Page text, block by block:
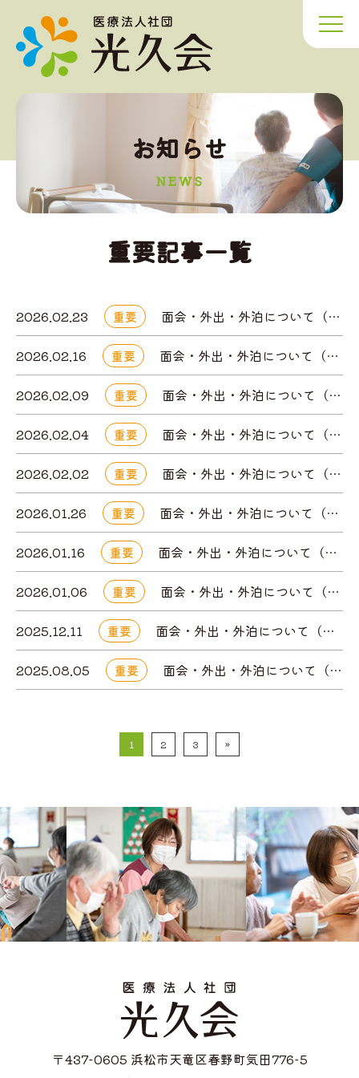
お知らせ
NEWS
重要記事一覧
2026.02.23 重要 面会・外出・外泊について（はるのケアセンター）
2026.02.16 重要 面会・外出・外泊について（はるのケアセンター）
2026.02.09 重要 面会・外出・外泊について（はるのケアセンター）
2026.02.04 重要 面会・外出・外泊について（はるのケアセンター）
2026.02.02 重要 面会・外出・外泊について（はるのケアセンター）
2026.01.26 重要 面会・外出・外泊について（はるのケアセンター）
2026.01.16 重要 面会・外出・外泊について（はるのケアセンター）
2026.01.06 重要 面会・外出・外泊について（はるのケアセンター）
2025.12.11 重要 面会・外出・外泊について（はるのケアセンター）
2025.08.05 重要 面会・外出・外泊について（はるのケアセンター）
1 2 3 »
〒437-0605 浜松市天竜区春野町気田776-5